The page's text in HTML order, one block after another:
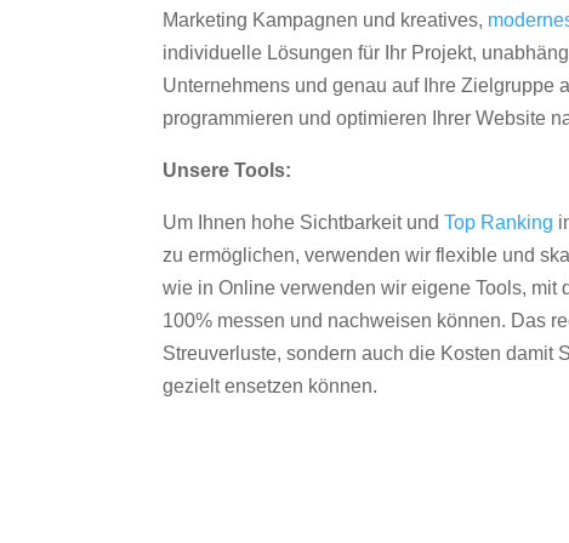
Marketing Kampagnen und kreatives,
individuelle Lösungen für Ihr Projekt,
Unternehmens und genau auf Ihre Zielgruppe
programmieren und optimieren Ihrer Website
Unsere Tools:
Um Ihnen hohe Sichtbarkeit undTop Ranking
zu ermöglichen, verwenden wir flexible und
wie in Online verwenden wir eigene Tools, mit
100% messen und nachweisen können. Das
Streuverluste, sondern auch die Kosten damit
gezielt ensetzen können.